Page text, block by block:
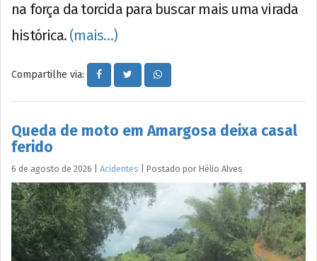
na força da torcida para buscar mais uma virada
histórica. (mais…)
Compartilhe via:
Queda de moto em Amargosa deixa casal
ferido
6 de agosto de 2026 Acidentes Postado por Hélio Alves